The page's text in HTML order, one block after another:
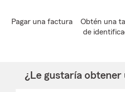
Pagar una factura
Obtén una
de
¿Le gustaría obtener